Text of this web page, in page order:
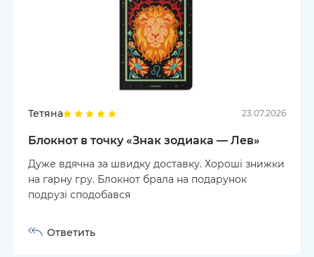
Тетяна 23.07.2026
Блокнот в точку «Знак зодиака — Лев»
Дуже вдячна за швидку доставку. Хороші знижки
на гарну гру. Блокнот брала на подарунок
подрузі сподобався
Ответить